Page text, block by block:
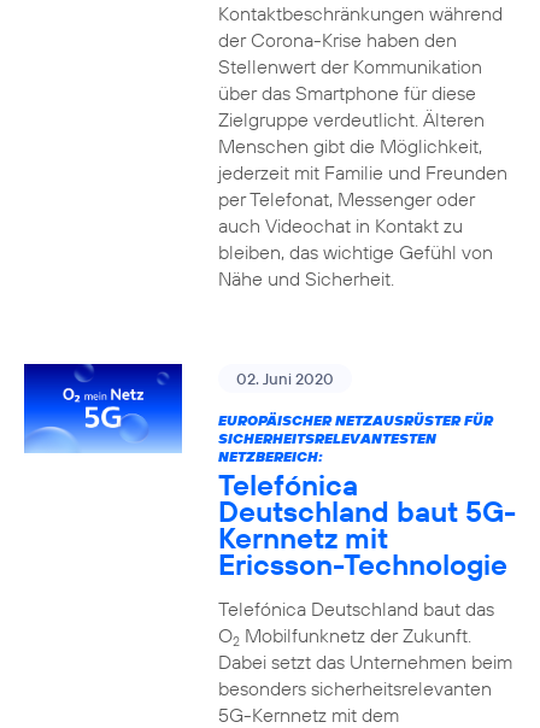
Kontaktbeschränkungen während
der Corona-Krise haben den
Stellenwert der Kommunikation
über das Smartphone für diese
Zielgruppe verdeutlicht. Älteren
Menschen gibt die Möglichkeit,
jederzeit mit Familie und Freunden
per Telefonat, Messenger oder
auch Videochat in Kontakt zu
bleiben, das wichtige Gefühl von
Nähe und Sicherheit.
02. Juni 2020
EUROPÄISCHER NETZAUSRÜSTER FÜR
SICHERHEITSRELEVANTESTEN
NETZBEREICH:
Telefónica
Deutschland baut 5G-
Kernnetz mit
Ericsson-Technologie
Telefónica Deutschland baut das
O2Mobilfunknetz der Zukunft.
Dabei setzt das Unternehmen beim
besonders sicherheitsrelevanten
5G-Kernnetz mit dem